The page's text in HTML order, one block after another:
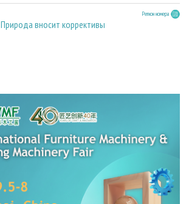
Регион номера
Природа вносит коррективы